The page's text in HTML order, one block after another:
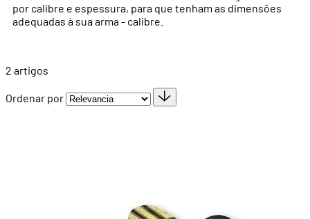
por calibre e espessura, para que tenham as dimensões
adequadas à sua arma - calibre.
2 artigos
Ordenar por